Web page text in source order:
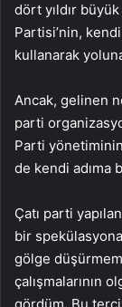
dört yıldır
Partisi’nin,
kullanarak
Ancak, gelinen
parti
Parti
de kendi adıma
Çatı parti
bir
gölge
çalışmalarının